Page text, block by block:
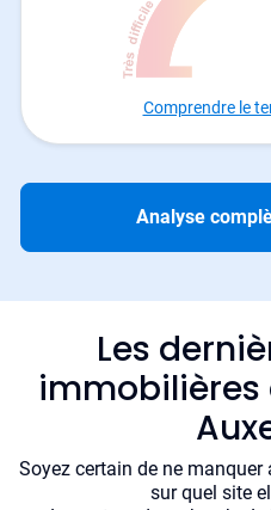
Comprendre le
Analyse
Les
immobilières
Soyez certain de ne
sur quel site